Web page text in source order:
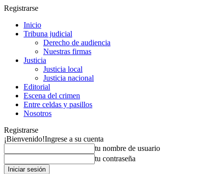
Registrarse
Inicio
Tribuna judicial
Derecho de audiencia
Nuestras firmas
Justicia
Justicia local
Justicia nacional
Editorial
Escena del crimen
Entre celdas y pasillos
Nosotros
Registrarse
¡Bienvenido!Ingrese a su cuenta
tu nombre de usuario
tu contraseña